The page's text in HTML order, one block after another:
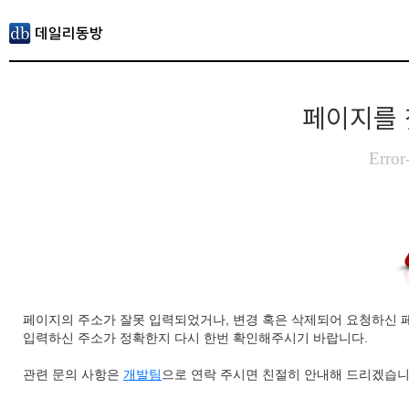
페이지를
페이지의 주소가 잘못 입력되었거나, 변경 혹은 삭제되어 요청하신
입력하신 주소가 정확한지 다시 한번 확인해주시기 바랍니다.
관련 문의 사항은 개발팀 으로 연락 주시면 친절히 안내해 드리겠습